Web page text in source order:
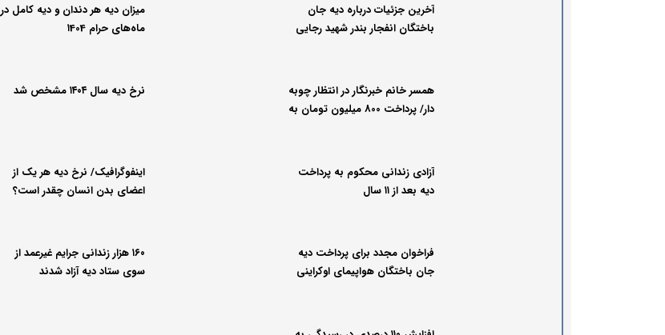
آخرین جزئیات درباره دیه جان
باختگان انفجار بندر شهید رجایی
میزان دیه هر دندان و دیه کامل در
ماه‌های حرام ۱404
همسر خانم خبرنگار در انتظار چوبه
دار/ پرداخت 800 میلیون تومان به
نرخ دیه سال ۱۴۰۴ مشخص شد
آزادی زندانی محکوم به پرداخت
دیه بعد از ۱۱ سال
اینفوگرافیک/ نرخ دیه هر یک از
اعضای بدن انسان چقدر است؟
فراخوان مجدد برای پرداخت دیه
جان‌ باختگان هواپیمای اوکراینی
۱۶۰ هزار زندانی جرایم غیرعمد از
سوی ستاد دیه آزاد شدند